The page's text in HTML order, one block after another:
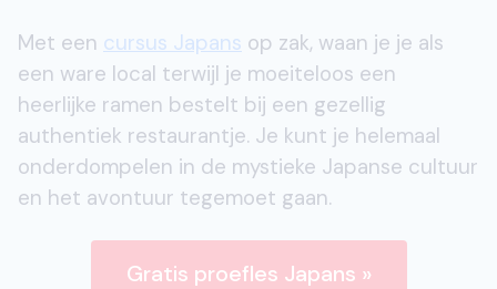
Met een cursus Japans op zak, waan je je als
een ware local terwijl je moeiteloos een
heerlijke ramen bestelt bij een gezellig
authentiek restaurantje. Je kunt je helemaal
onderdompelen in de mystieke Japanse cultuur
en het avontuur tegemoet gaan.
Gratis proefles Japans »